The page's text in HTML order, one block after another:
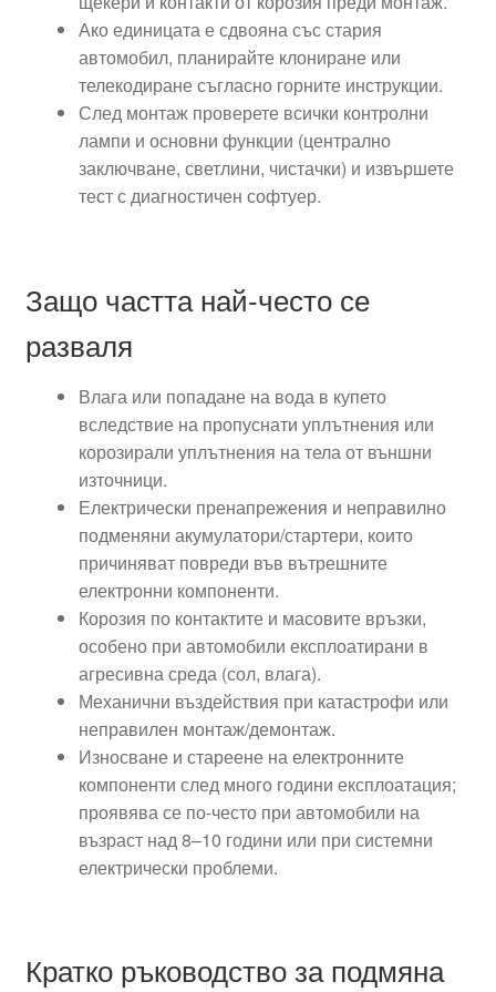
Ако единицата е сдвояна със стария
автомобил, планирайте клониране или
телекодиране съгласно горните инструкции.
След монтаж проверете всички контролни
лампи и основни функции (централно
заключване, светлини, чистачки) и извършете
тест с диагностичен софтуер.
Защо частта най-често се
разваля
Влага или попадане на вода в купето
вследствие на пропуснати уплътнения или
корозирали уплътнения на тела от външни
източници.
Електрически пренапрежения и неправилно
подменяни акумулатори/стартери, които
причиняват повреди във вътрешните
електронни компоненти.
Корозия по контактите и масовите връзки,
особено при автомобили експлоатирани в
агресивна среда (сол, влага).
Механични въздействия при катастрофи или
неправилен монтаж/демонтаж.
Износване и стареене на електронните
компоненти след много години експлоатация;
проявява се по-често при автомобили на
възраст над 8–10 години или при системни
електрически проблеми.
Кратко ръководство за подмяна